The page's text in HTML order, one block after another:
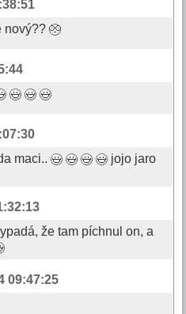
nový??
maci..
jojo jaro
že tam píchnul on, a
09:47:25